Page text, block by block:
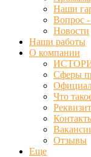
Наши
Вопрос
Новости
Наши работы
О компании
Сферы
Что
Отзывы
Еще